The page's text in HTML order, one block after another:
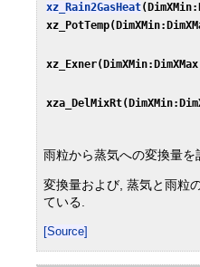
xz_Rain2GasHeat
雨粒から蒸気への変換量
変換量および, 蒸気と雨粒
ている.
[Source]